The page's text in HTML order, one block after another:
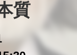
質